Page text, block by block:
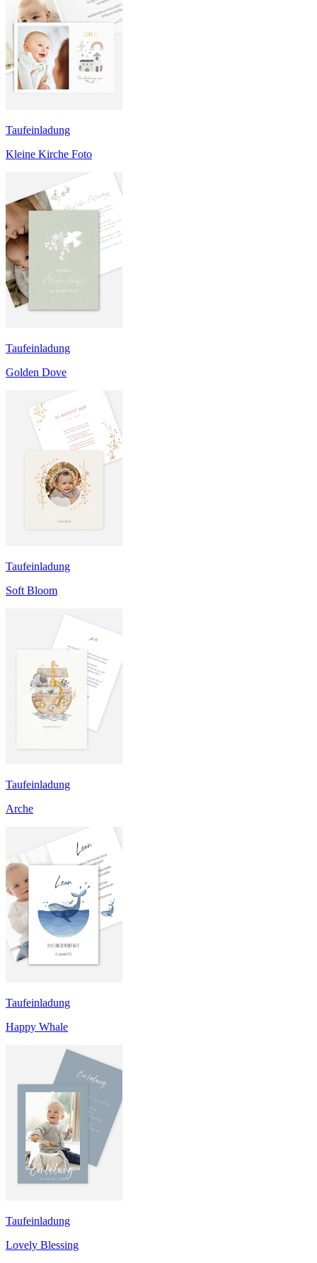
Taufeinladung
Kleine Kirche Foto
Taufeinladung
Golden Dove
Taufeinladung
Soft Bloom
Taufeinladung
Arche
Taufeinladung
Happy Whale
Taufeinladung
Lovely Blessing